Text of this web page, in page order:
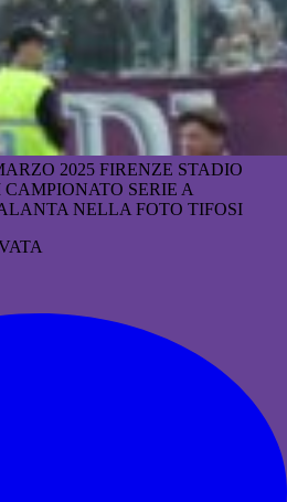
2025 FIRENZE STADIO
SERIE A
NELLA FOTO TIFOSI